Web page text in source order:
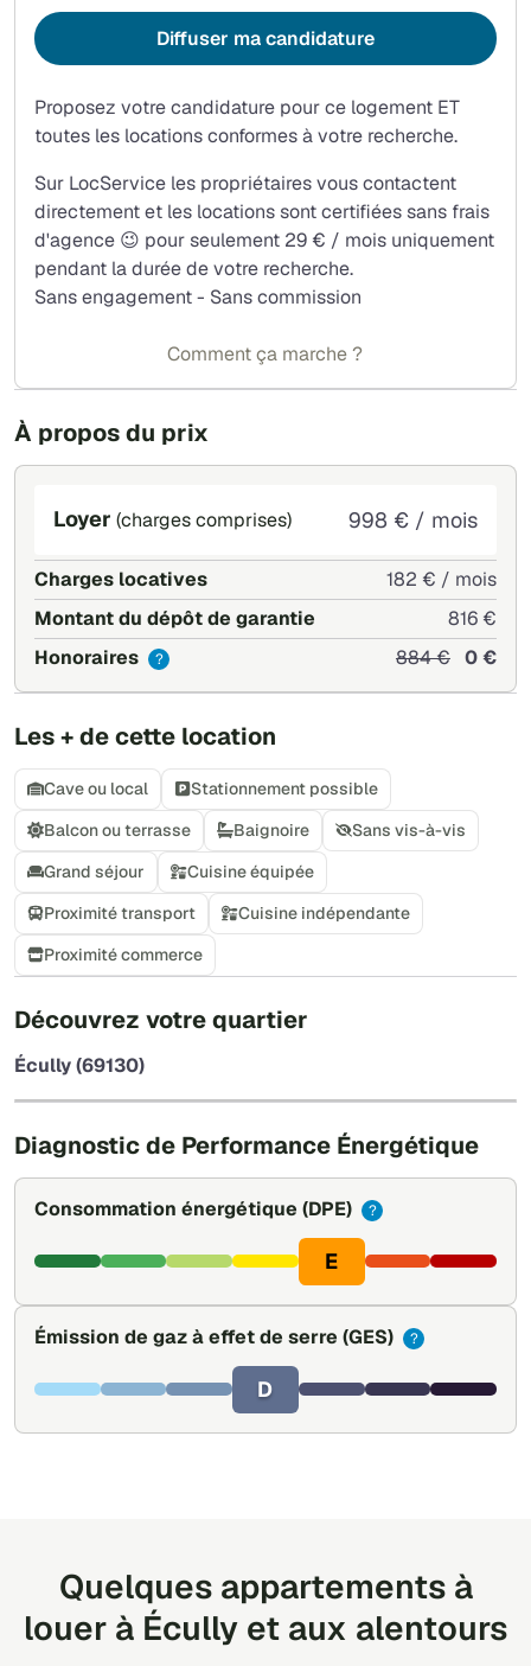
charges (chauffage et eau inclus, gardiennage, espaces
verts,…) à régulariser annuellement. Le chauffage est
collectif (chauffage urbain), l'eau est relevée par
compteur individuel. Les travaux DPE sont en cours et
devraient faire passer le DPE de E à C. Un dossier
À propos du prix
Loyer (charges comprises) 998 € / mois
Charges locatives
182 € / mois
Montant du dépôt de garantie
816 €
Honoraires
? 884 € 0 €
Les + de cette location
Cave ou local
Stationnement possible
Balcon ou terrasse
Baignoire
Sans vis-à-vis
Grand séjour
Cuisine équipée
Proximité transport
Cuisine indépendante
Proximité commerce
Découvrez votre quartier
Écully (69130)
Diagnostic de Performance Énergétique
Consommation énergétique (DPE) ?
E
Émission de gaz à effet de serre (GES) ?
D
Proposez votre candidature pour ce logement ET
toutes les locations conformes à votre recherche.
Sur LocService les propriétaires vous contactent
directement et les locations sont certifiées sans frais
d'agence 😉 pour seulement 29 € / mois uniquement
pendant la durée de votre recherche.
Sans engagement - Sans commission
Diffuser ma candidature
Comment ça marche ?
Quelques appartements à
louer à Écully et aux alentours